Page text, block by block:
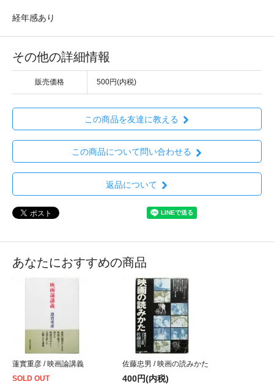
経年感あり
その他の詳細情報
販売価格 500円(内税)
この商品を友達に教える
この商品について問い合わせる
返品について
あなたにおすすめの商品
蓮實重彦 / 映画論講義
SOLD OUT
佐藤忠男 / 映画の読みかた
400円(内税)